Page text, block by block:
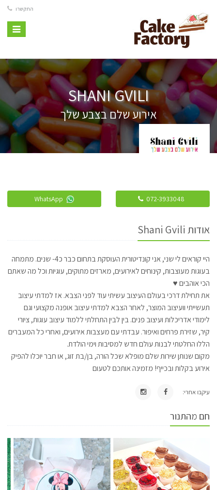
התקשרו
Toggle
SHANI GVILI
אירוע שלם בצבע שלך
אודות Shani Gvili
היי קוראים לי שני, אני קונדיטורית העוסקת בתחום כבר כ4- שנים. מתמחה
בעוגות מעוצבות, קינוחים לאירועים, מארזים מתוקים, עוגיות וכל מה שאתם
הכי אוהבים ♥
את תחילת דרכי בעולם העיצוב עשיתי עוד לפני הצבא. אז למדתי עיצוב
תעשייתי וועיצוב המוצר, לאחר הצבא למדתי עיצוב אופנה מקצועי וגם
לימודי אדריכלות ועיצוב פנים. בין לבין התחלתי ללמוד עיצוב עוגות, ציורי
קיר, שזירת פרחים ואיפור. עבדתי עם מעצבות אירועים, ואחרי כל המעברים
הללו החלטתי לבנות עולם חדש למסיבות וימי הולדת.
מקום שנותן שירות שלם מופלא שכל הורה, בן/בת זוג, או חבר יוכלו להפיק
אירוע בקלות ובכייף! מזמינה אותכם לטעום
עיקבו אחרי:
חם מהתנור